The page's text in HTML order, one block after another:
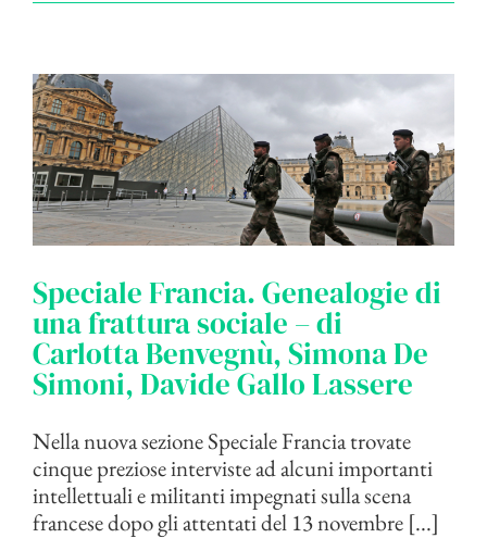
Speciale Francia. Genealogie di
una frattura sociale – di
Carlotta Benvegnù, Simona De
Simoni, Davide Gallo Lassere
Nella nuova sezione Speciale Francia trovate
cinque preziose interviste ad alcuni importanti
intellettuali e militanti impegnati sulla scena
francese dopo gli attentati del 13 novembre [...]